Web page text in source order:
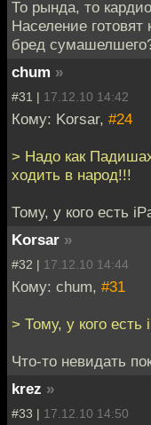
То рында, то
Население готовят
бред
chum »
#31 | 17.12.10 14:42
Кому: Korsar, #24
> Надо как
ходить в народ!!!
Тому, у кого есть
Korsar »
#32 | 17.12.10 14:44
Кому: chum, #31
> Тому, у кого есть
Что-то невидать
krez »
#33 | 17.12.10 14:50